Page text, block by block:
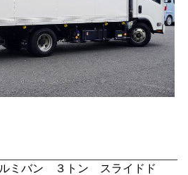
ミバン ３トン スライドド